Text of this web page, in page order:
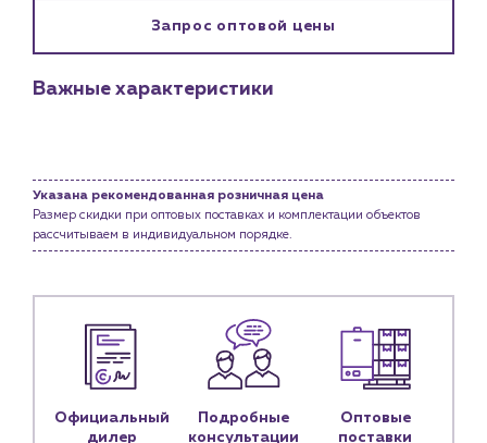
Предприятиям и юр.лицам
История компании
Сервис и обслуживание инженерных систем
Доставка
Блог
Личный кабинет
Контакты
Запрос оптовой цены
Важные характеристики
Указана рекомендованная розничная цена
Размер скидки при оптовых поставках и комплектации объектов
рассчитываем в индивидуальном порядке.
Официальный
дилер
Подробные
консультации
Оптовые
поставки